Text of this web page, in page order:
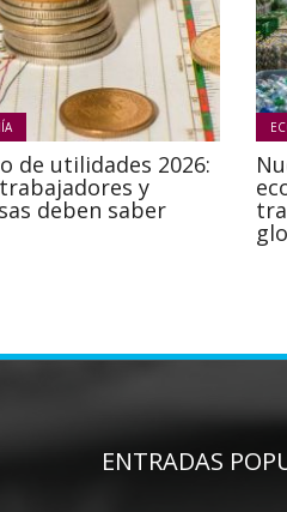
de utilidades 2026:
y
deben saber
ENTRADAS